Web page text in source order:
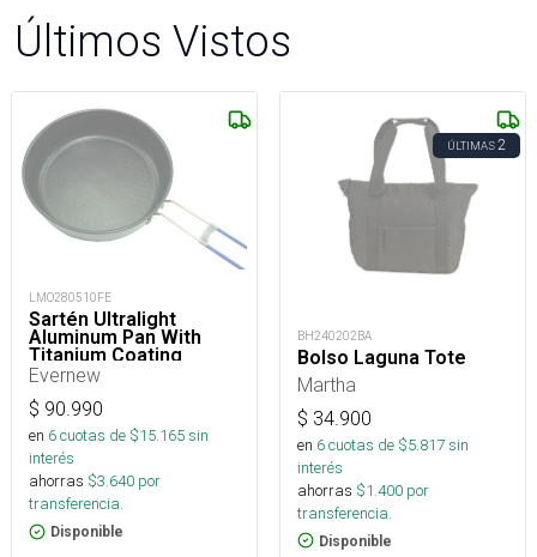
Últimos Vistos
LMO280510FE
Sartén Ultralight
Aluminum Pan With
Titanium Coating
Evernew
$ 90.990
en 6cuotas de $15.165sin
interés
ahorras $3.640 por
transferencia.
Disponible
ÚLTIMAS2
BH240202BA
Bolso Laguna Tote
Martha
$ 34.900
en 6cuotas de $5.817sin
interés
ahorras $1.400 por
transferencia.
Disponible